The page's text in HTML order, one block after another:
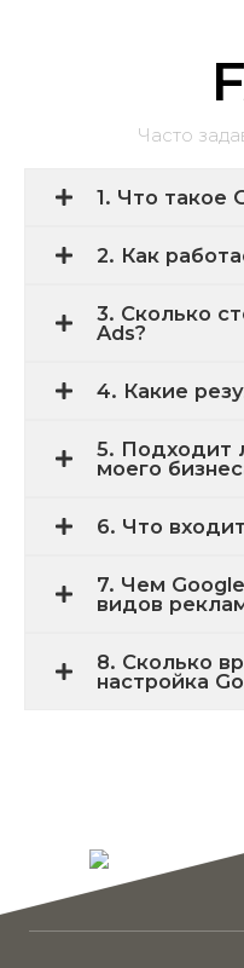
Часто
1. Что такое
2. Как
3. Сколько
Ads?
4. Какие
5. Подходит
моего
6. Что
7. Чем
видов
8. Сколько
настройка